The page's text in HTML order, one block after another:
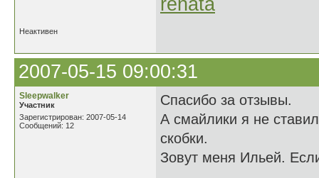
renata
Неактивен
2007-05-15 09:00:31
Sleepwalker
Участник
Зарегистрирован: 2007-05-14
Сообщений: 12
Спасибо за отзывы.
А смайлики я не
скобки.
Зовут меня Ильей.